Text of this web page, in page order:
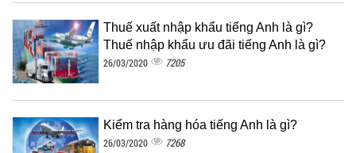
Thuế xuất nhập khẩu tiếng Anh là gì?
Thuế nhập khẩu ưu đãi tiếng Anh là gì?
26/03/2020 7205
Kiểm tra hàng hóa tiếng Anh là gì?
26/03/2020 7268